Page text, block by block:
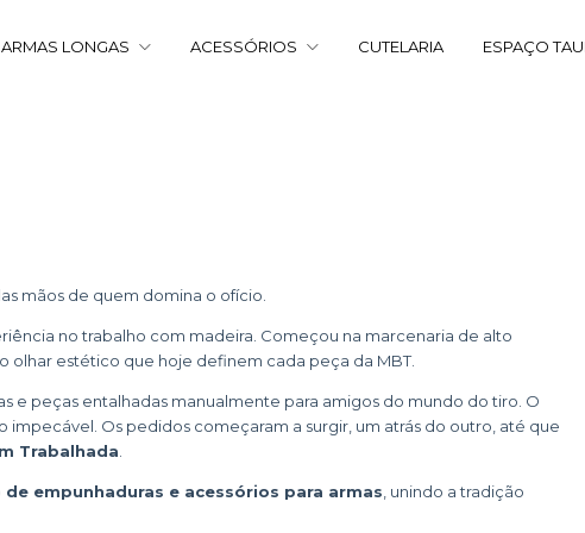
ARMAS LONGAS ACESSÓRIOS CUTELARIA ESPAÇO
mãos de quem domina o ofício.
no trabalho com madeira. Começou na marcenaria de alto
olhar estético que hoje definem cada peça da MBT.
e peças entalhadas manualmente para amigos do mundo do tiro. O
Os pedidos começaram a surgir, um atrás do outro, até que
Trabalhada.
empunhaduras e acessórios para armas, unindo a tradição